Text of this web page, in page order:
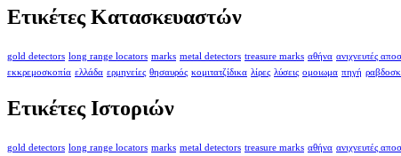
Ετικέτες Κατασκευαστών
gold detectors long range locators marks metal detectors treasure marks αθήνα ανιχνευτές
εκκρεμοσκοπία ελλάδα ερμηνείες θησαυρός κομιτατζίδικα λίρες λύσεις ομοιωμα πηγή
Ετικέτες Ιστοριών
gold detectors long range locators marks metal detectors treasure marks αθήνα ανιχνευτές